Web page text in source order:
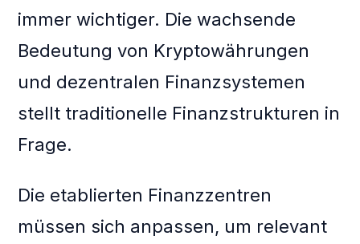
immer wichtiger. Die wachsende
Bedeutung von Kryptowährungen
und dezentralen Finanzsystemen
stellt traditionelle Finanzstrukturen in
Frage.
Die etablierten Finanzzentren
müssen sich anpassen, um relevant